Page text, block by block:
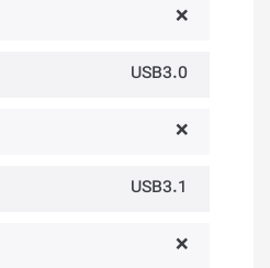
❌
USB3.0
❌
USB3.1
❌